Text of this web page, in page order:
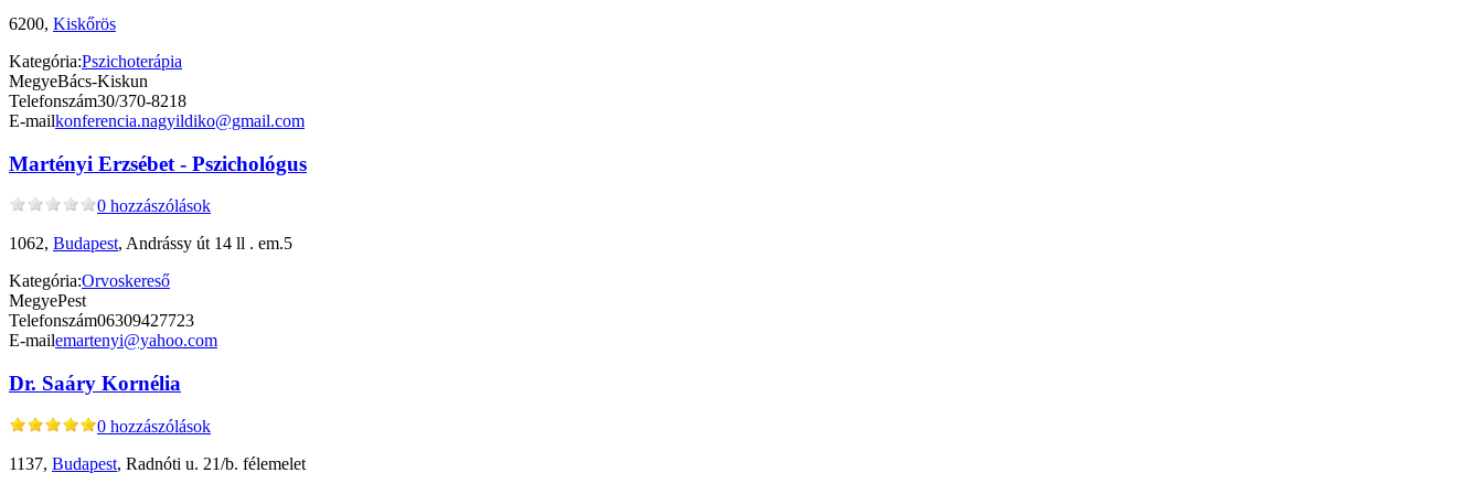
6200, Kiskőrös
Kategória:Pszichoterápia
MegyeBács-Kiskun
Telefonszám30/370-8218
E-mailkonferencia.nagyildiko@gmail.com
Martényi Erzsébet - Pszichológus
0 hozzászólások
1062, Budapest, Andrássy út 14 ll . em.5
Kategória:Orvoskereső
MegyePest
Telefonszám06309427723
E-mailemartenyi@yahoo.com
Dr. Saáry Kornélia
0 hozzászólások
1137, Budapest, Radnóti u. 21/b. félemelet